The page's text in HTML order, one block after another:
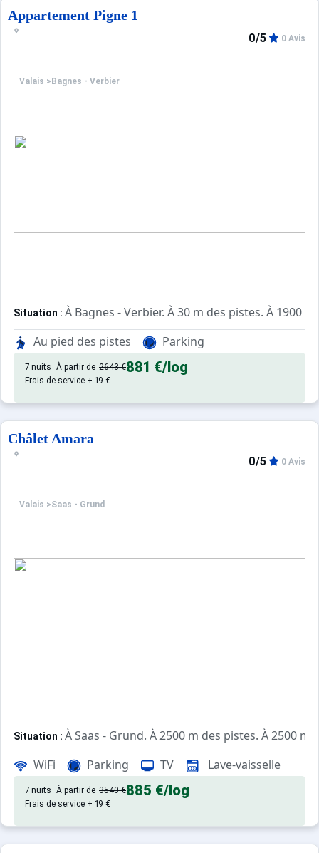
Appartement Pigne 1
Valais > Bagnes - Verbier
0/5 0 Avis
Situation : À Bagnes - Verbier. À 30 m des pistes. À 1900
Appartement de particulier :, de 36 m² avec terrasse.
Au pied des pistes Parking
7 nuits À partir de 2643 €881 €/log
Frais de service + 19 €
Châlet Amara
Valais >Saas - Grund
0/5 0 Avis
Situation : À Saas - Grund. À 2500 m des pistes. À 2500
Châlet :châlet de qualité, de 65 m² avec jardin, patio.
WiFi Parking TV Lave-vaisselle
7 nuits À partir de 3540 €885 €/log
Frais de service + 19 €